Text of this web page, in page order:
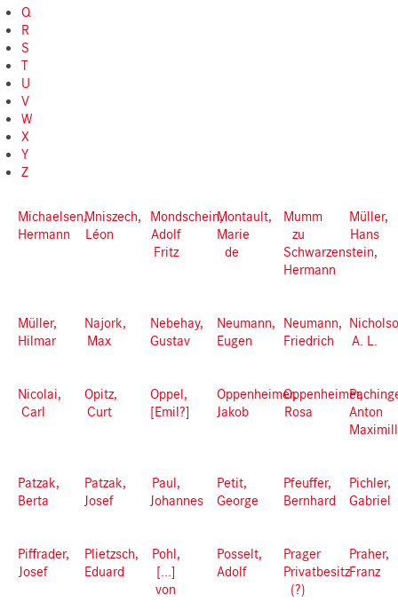
Q
R
S
T
U
V
W
X
Y
Z
Michaelsen,
Hermann
Mniszech,
Léon
Mondschein,
Adolf
Fritz
Montault,
Marie
de
Mumm
zu
Schwarzenstein,
Hermann
Müller,
Hans
Müller,
Hilmar
Najork,
Max
Nebehay,
Gustav
Neumann,
Eugen
Neumann,
Friedrich
A. L.
Nicolai,
Carl
Opitz,
Curt
Oppel,
[Emil?]
Oppenheimer,
Jakob
Oppenheimer,
Rosa
Anton
Patzak,
Berta
Patzak,
Josef
Paul,
Johannes
Petit,
George
Pfeuffer,
Bernhard
Pichler,
Gabriel
Piffrader,
Josef
Plietzsch,
Eduard
Pohl,
[...]
von
Posselt,
Adolf
Prager
Privatbesitz
(?)
Praher,
Franz